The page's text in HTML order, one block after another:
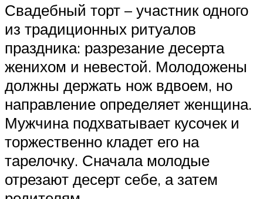
Свадебный торт – участник одного
из традиционных ритуалов
праздника: разрезание десерта
женихом и невестой. Молодожены
должны держать нож вдвоем, но
направление определяет женщина.
Мужчина подхватывает кусочек и
торжественно кладет его на
тарелочку. Сначала молодые
отрезают десерт себе, а затем